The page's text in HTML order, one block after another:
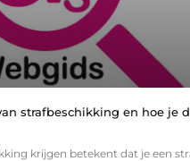
strafbeschikking en hoe je
krijgen betekent dat je een